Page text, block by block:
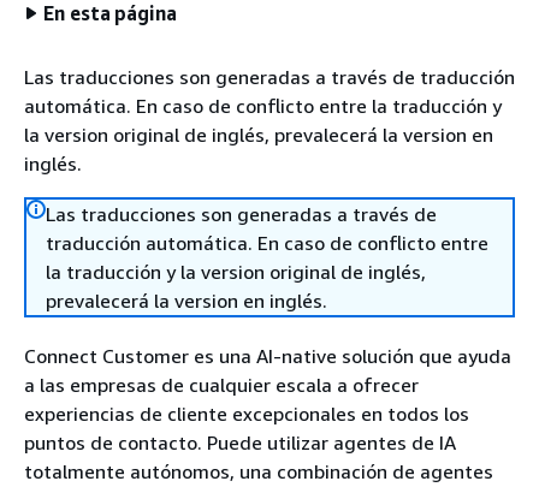
En esta página
Las traducciones son generadas a través de traducción
automática. En caso de conflicto entre la traducción y
la version original de inglés, prevalecerá la version en
inglés.
Las traducciones son generadas a través de
traducción automática. En caso de conflicto entre
la traducción y la version original de inglés,
prevalecerá la version en inglés.
Connect Customer es una AI-native solución que ayuda
a las empresas de cualquier escala a ofrecer
experiencias de cliente excepcionales en todos los
puntos de contacto. Puede utilizar agentes de IA
totalmente autónomos, una combinación de agentes